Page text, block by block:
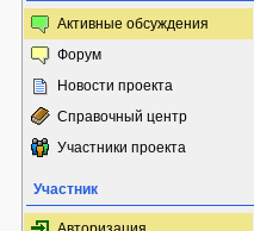
Активные обсуждения
Форум
Новости проекта
Справочный центр
Участники проекта
Участник